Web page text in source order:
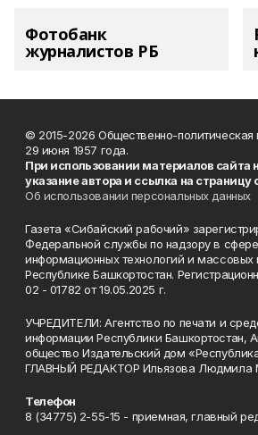
Фотобанк
журналистов РБ
© 2015-2026 Общественно-политическая
29 июня 1957 года.
При использовании материалов сайта
указание автора и ссылка на страницу
Об использовании персональных данных
Газета «Сибайский рабочий»
Федеральной службы по надзору в
информационных технологий и массовых
Республике Башкортостан.
02 - 01782 от 19.05.2025 г.
УЧРЕДИТЕЛИ: Агентство по печати и
информации Республики Башкортостан,
общество Издательский дом
ГЛАВНЫЙ РЕДАКТОР Ильязова Людмила
Телефон
8 (34775) 2-55-15 - приемная, главный